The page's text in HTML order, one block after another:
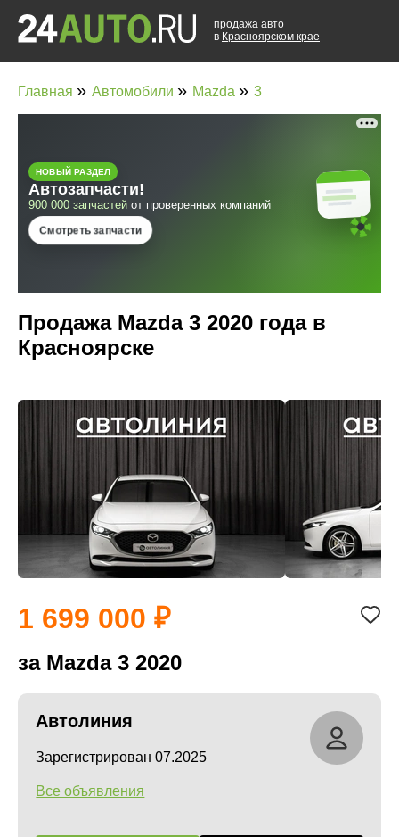
продажа авто
в Красноярском крае
Главная » Автомобили » Mazda » 3
Продажа Mazda 3 2020 года в
Красноярске
1 699 000
за Mazda 3 2020
Автолиния
Зарегистрирован 07.2025
Все объявления